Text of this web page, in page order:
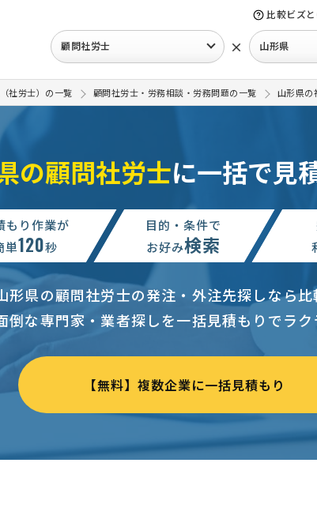
比較ビズ
顧問社労士 × 山形県
社労士）の一覧 顧問社労士・労務相談・労務問題の一覧 山形県の
の顧問社労士に一括で見
もり作業が
単120秒
目的・条件で
お好み検索
形県の顧問社労士の発注・外注先探しなら比
倒な専門家・業者探しを一括見積もりでラク
【無料】複数企業に一括見積もり